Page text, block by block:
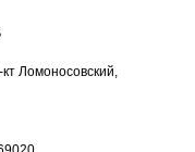
Ломоносовский,